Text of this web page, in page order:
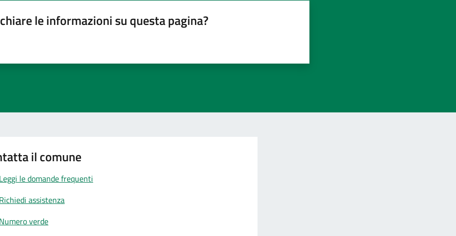
le informazioni su questa pagina?
il comune
le domande frequenti
assistenza
verde